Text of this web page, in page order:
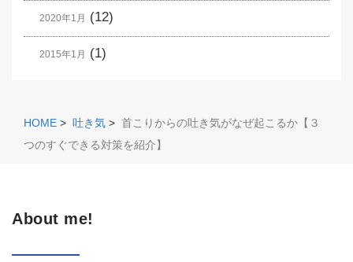
2020年1月 (12)
2015年1月 (1)
HOME > 吐き気 > 首こりからの吐き気がなぜ起こるか【３
つのすぐできる対策を紹介】
About me!